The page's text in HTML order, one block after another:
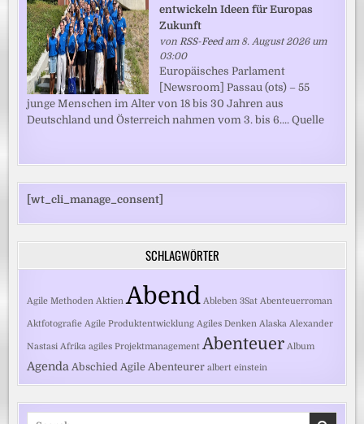
entwickeln Ideen für Europas
Zukunft
von RSS-Feedam 8. August 2026 um
03:00
Europäisches Parlament
[Newsroom] Passau (ots) – 55
junge Menschen im Alter von 18 bis 30 Jahren aus
Deutschland und Österreich nahmen vom 3. bis 6.... Quelle
[wt_cli_manage_consent]
SCHLAGWÖRTER
Agile Methoden Aktien Abend Ableben 3Sat Abenteuerroman
Aktfotografie Agile Produktentwicklung Agiles Denken Alaska Alexander
Nastasi Afrika agiles Projektmanagement Abenteuer Album
Agenda Abschied Agile Abenteurer albert einstein